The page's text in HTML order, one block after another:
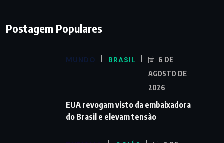
Postagem Populares
MUNDO BRASIL
6 DE
AGOSTO DE
2026
EUA revogam visto da embaixadora
do Brasil e elevam tensão